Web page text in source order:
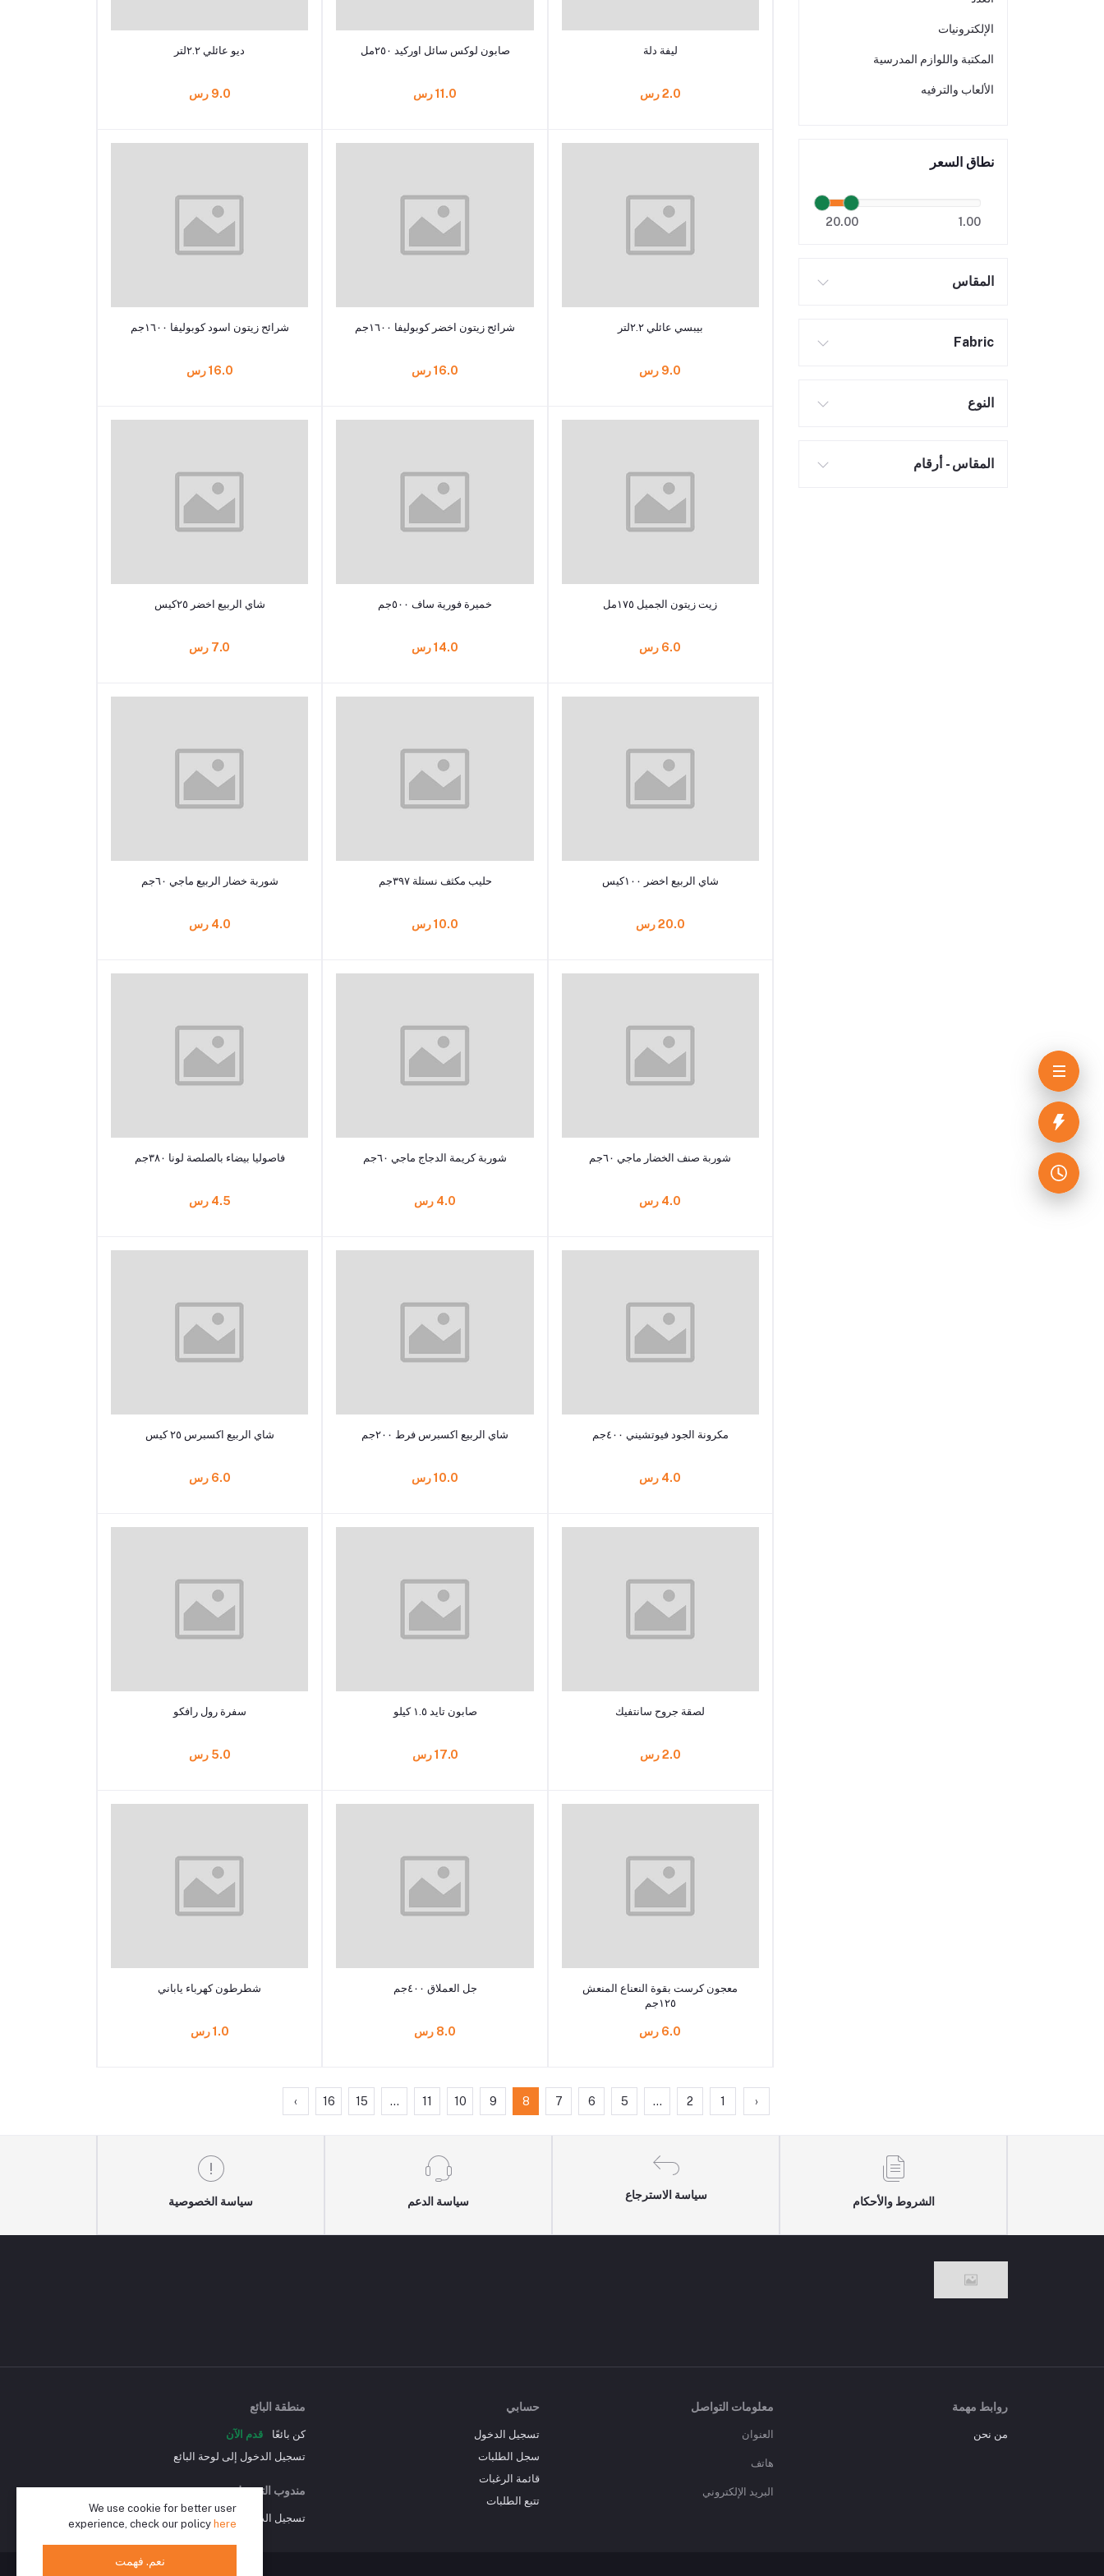
الإلكترونيات
المكتبة واللوازم المدرسية
الألعاب والترفيه
نطاق السعر
1.00
20.00
المقاس
Fabric
النوع
المقاس - أرقام
أضف إلى السلة
ليفة دلة
2.0 رس
أضف إلى السلة
صابون لوكس سائل اوركيد ٢٥٠مل
11.0 رس
أضف إلى السلة
ديو عائلي ٢.٢لتر
9.0 رس
أضف إلى السلة
بيبسي عائلي ٢.٢لتر
9.0 رس
أضف إلى السلة
شرائح زيتون اخضر كوبوليفا ١٦٠٠جم
16.0 رس
أضف إلى السلة
شرائح زيتون اسود كوبوليفا ١٦٠٠جم
16.0 رس
أضف إلى السلة
زيت زيتون الجميل ١٧٥مل
6.0 رس
أضف إلى السلة
خميرة فورية ساف ٥٠٠جم
14.0 رس
أضف إلى السلة
شاي الربيع اخضر ٢٥كيس
7.0 رس
أضف إلى السلة
شاي الربيع اخضر ١٠٠كيس
20.0 رس
أضف إلى السلة
حليب مكثف نستلة ٣٩٧جم
10.0 رس
أضف إلى السلة
شوربة خضار الربيع ماجي ٦٠جم
4.0 رس
أضف إلى السلة
شوربة صنف الخضار ماجي ٦٠جم
4.0 رس
أضف إلى السلة
شوربة كريمة الدجاج ماجي ٦٠جم
4.0 رس
أضف إلى السلة
فاصوليا بيضاء بالصلصة لونا ٣٨٠جم
4.5 رس
أضف إلى السلة
مكرونة الجود فيوتشيني ٤٠٠جم
4.0 رس
أضف إلى السلة
شاي الربيع اكسبرس فرط ٢٠٠جم
10.0 رس
أضف إلى السلة
شاي الربيع اكسبرس ٢٥ كيس
6.0 رس
أضف إلى السلة
لصقة جروح سانتفيك
2.0 رس
أضف إلى السلة
صابون تايد ١.٥ كيلو
17.0 رس
أضف إلى السلة
سفرة رول رافكو
5.0 رس
أضف إلى السلة
معجون كرست بقوة النعناع المنعش
١٢٥جم
6.0 رس
أضف إلى السلة
جل العملاق ٤٠٠جم
8.0 رس
أضف إلى السلة
شطرطون كهرباء ياباني
1.0 رس
‹
1
2
...
5
6
7
8
9
10
11
...
15
16
›
الشروط والأحكام
سياسة الاسترجاع
سياسة الدعم سياسة الخصوصية
روابط مهمة
من نحن
معلومات التواصل
العنوان
هاتف
البريد الإلكتروني
حسابي
تسجيل الدخول
سجل الطلبات
قائمة الرغبات
تتبع الطلبات
منطقة البائع
كن بائعًا
قدم الآن
تسجيل الدخول إلى لوحة البائع
مندوب التوصيل
تسجيل الدخول إلى لوحة مندوب التوصيل
We use cookie for better user
experience, check our policy here
نعم. فهمت